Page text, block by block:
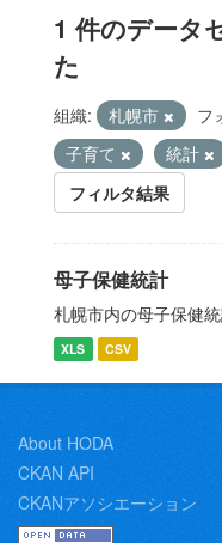
1 件のデータ
た
組織: 札幌市 フ
子育て
統計
フィルタ結果
母子保健統計
札幌市内の母子保健統
XLS CSV
About HODA
CKAN API
CKANアソシエーション